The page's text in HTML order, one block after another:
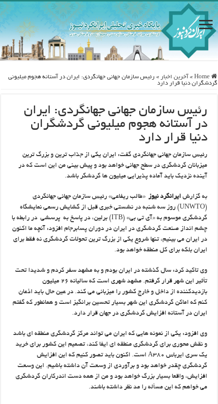
Home
» آخرین اخبار » رئیس سازمان جهانی جهانگردی: ایران در آستانه هجوم میلیونی
گردشگران دنیا قرار دارد
رئیس سازمان جهانی جهانگردی: ایران
در آستانه هجوم میلیونی گردشگران
دنیا قرار دارد
رئیس سازمان جهانی جهانگردی گفت: ایران یکی از جذاب ترین و بزرگ ترین
میزبانان گردشگری در سطح جهانی خواهد ‏بود و پیش بینی من این است که در
آینده نزدیک باید آماده پذیرایی میلیون ها گردشگر باشد.‏
به گزارشایرانگرد نیوز ‏«طالب ریفاعی» رئیس سازمان جهانی جهانگردی
‏UNWTO)‎‏) روز سه شنبه در نشستی خبری قبل از گشایش رسمی نمایشگاه
گردشگری موسوم به «آی تی بی» (‏ITB‏) برلین، در پاسخ به پرسشی در رابطه با
چشم انداز صنعت گردشگری در ‏ایران در دوران پسابرجام افزود: آنچه ما اکنون
در ایران می بینیم، تنها شروع یکی از بزرگ ترین تحولات گردشگری نه فقط برای
ایران ‏بلکه برای کل منطقه خواهد بود.‏
وی تاکید کرد: سال گذشته در ایران بودم و به مشهد سفر کردم و شدیدا تحت
تأثیر این شهر قرار گرفتم. مشهد شهری است که ‏سالیانه ۲۶ میلیون
بازدیدکننده از داخل و خارج کشور را میزبانی می کند. در عین حال باید اذعان
کنم که اماکن گردشگری این شهر ‏بسیار تحسین برانگیز است و همانطور که گفتم
ایران در آستانه افزایش گردشگری در جهان قرار دارد.‏
وی افزود: یکی از نمونه هایی که ایران می تواند مرکز گردشگری منطقه ای باشد
و نقش محوری برای گردشگری منطقه ای ایفا کند، تصمیم ‏این کشور برای خرید
یک سری ایرباس ‏A380‎‏ است. اکنون باید تصور کنیم که این افزایش
گردشگری چقدر خواهد بود و برآوردی از ‏وسعت آن داشته باشیم. این وسعت
افزایش، واقعا بسیار بزرگ خواهد بود و من از همه دست اندرکاران گردشگری
می خواهم که این مسأله ‏را مد نظر داشته باشند.‏